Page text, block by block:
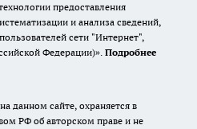
предоставления
и анализа сведений,
сети "Интернет",
Федерации)». Подробнее
данном сайте, охраняется в
РФ об авторском праве и не